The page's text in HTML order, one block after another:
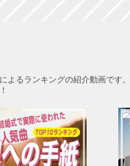
よるランキングの紹介動画です。